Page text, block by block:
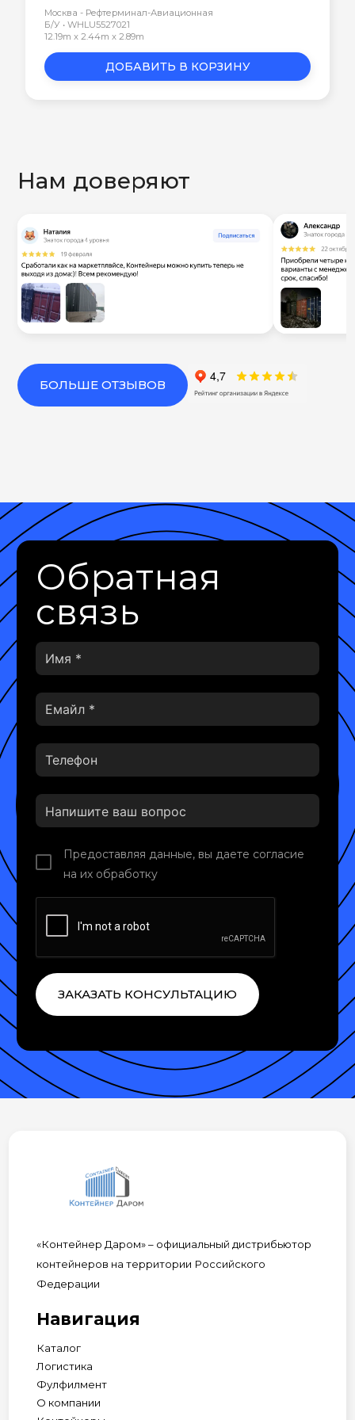
Москва - Рефтерминал-Авиационная
Б/У • WHLU5527021
12.19m x 2.44m x 2.89m
ДОБАВИТЬ В КОРЗИНУ
Нам доверяют
БОЛЬШЕ ОТЗЫВОВ
Обратная
связь
Предоставляя данные, вы даете согласие
на их обработку
ЗАКАЗАТЬ КОНСУЛЬТАЦИЮ
«Контейнер Даром» – официальный дистрибьютор
контейнеров на территории Российского
Федерации
Навигация
Каталог
Логистика
Фулфилмент
О компании